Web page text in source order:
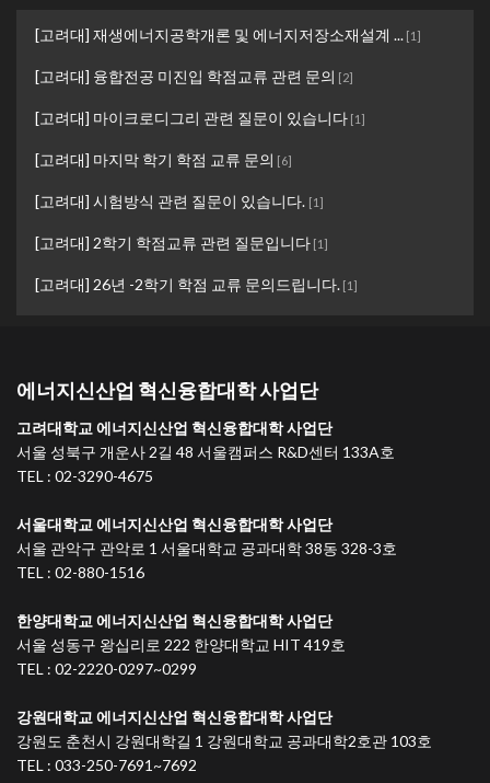
[고려대] 재생에너지공학개론 및 에너지저장소재설계 ... [1]
[고려대] 융합전공 미진입 학점교류 관련 문의 [2]
[고려대] 마이크로디그리 관련 질문이 있습니다 [1]
[고려대] 마지막 학기 학점 교류 문의 [6]
[고려대] 시험방식 관련 질문이 있습니다. [1]
[고려대] 2학기 학점교류 관련 질문입니다 [1]
[고려대] 26년 -2학기 학점 교류 문의드립니다. [1]
에너지신산업 혁신융합대학 사업단
고려대학교 에너지신산업 혁신융합대학 사업단
서울 성북구 개운사 2길 48 서울캠퍼스 R&D센터 133A호
TEL : 02-3290-4675
서울대학교 에너지신산업 혁신융합대학 사업단
서울 관악구 관악로 1 서울대학교 공과대학 38동 328-3호
TEL : 02-880-1516
한양대학교 에너지신산업 혁신융합대학 사업단
서울 성동구 왕십리로 222 한양대학교 HIT 419호
TEL : 02-2220-0297~0299
강원대학교 에너지신산업 혁신융합대학 사업단
강원도 춘천시 강원대학길 1 강원대학교 공과대학2호관 103호
TEL : 033-250-7691~7692